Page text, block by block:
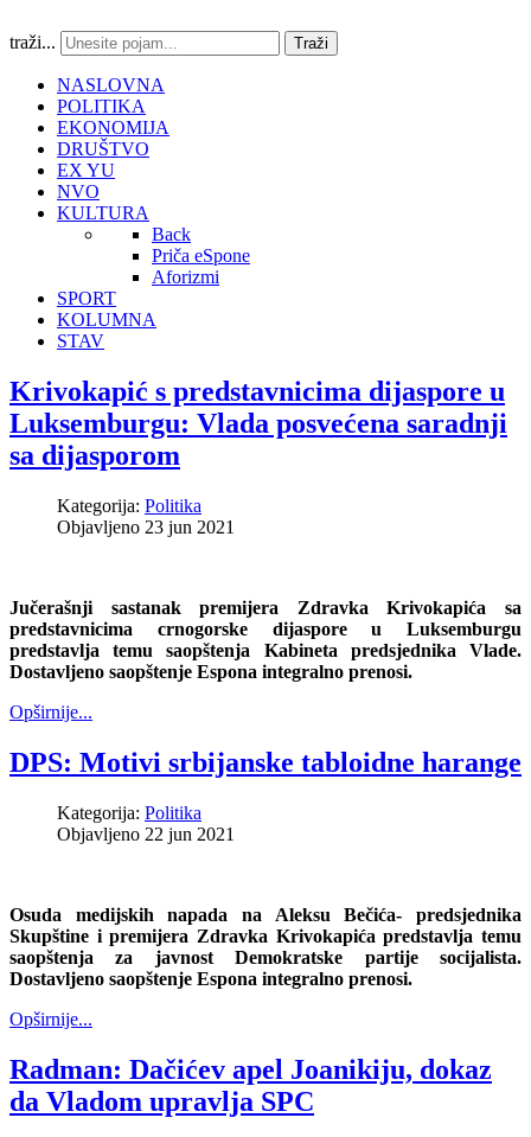
traži... Traži
NASLOVNA
POLITIKA
EKONOMIJA
DRUŠTVO
EX YU
NVO
KULTURA
Back
Priča eSpone
Aforizmi
SPORT
KOLUMNA
STAV
Krivokapić s predstavnicima dijaspore u
Luksemburgu: Vlada posvećena saradnji
sa dijasporom
Kategorija: Politika
Objavljeno 23 jun 2021
Jučerašnji sastanak premijera Zdravka Krivokapića sa
predstavnicima crnogorske dijaspore u Luksemburgu
predstavlja temu saopštenja Kabineta predsjednika Vlade.
Dostavljeno saopštenje Espona integralno prenosi.
Opširnije...
DPS: Motivi srbijanske tabloidne harange
Kategorija: Politika
Objavljeno 22 jun 2021
Osuda medijskih napada na Aleksu Bečića- predsjednika
Skupštine i premijera Zdravka Krivokapića predstavlja temu
saopštenja za javnost Demokratske partije socijalista.
Dostavljeno saopštenje Espona integralno prenosi.
Opširnije...
Radman: Dačićev apel Joanikiju, dokaz
da Vladom upravlja SPC